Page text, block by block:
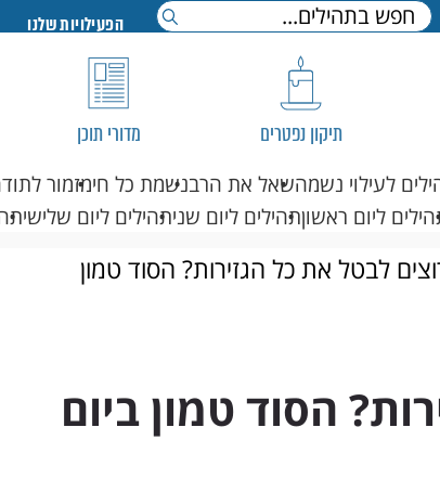
הפעילויות שלנו
תיקון נפטרים מדורי תוכן
לעילוי נשמהשאל את הרבנשמת כל חימזמור
ליום ראשוןתהילים ליום שניתהילים ליום שלישי
לבטל את כל הגזירות? הסוד טמון
הסוד טמון ביום